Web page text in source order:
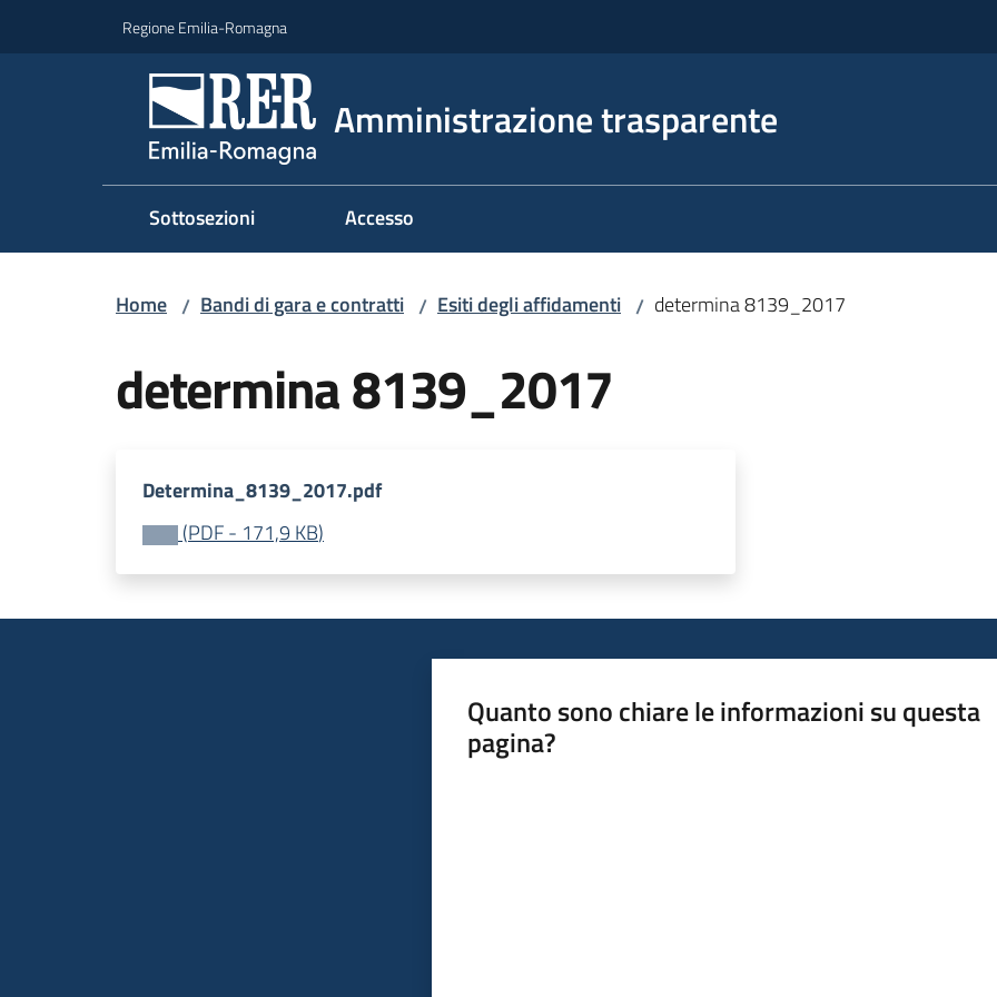
Regione Emilia-Romagna
Amministrazione trasparente
Sottosezioni Accesso
Home / Bandi di gara e contratti / Esiti degli affidamenti / determina 8139_2017
determina 8139_2017
Determina_8139_2017.pdf
(PDF- 171,9 KB)
Quanto sono chiare le informazioni su questa
pagina?